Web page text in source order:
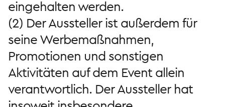
eingehalten werden.
(2) Der Aussteller ist außerdem für
seine Werbemaßnahmen,
Promotionen und sonstigen
Aktivitäten auf dem Event allein
verantwortlich. Der Aussteller hat